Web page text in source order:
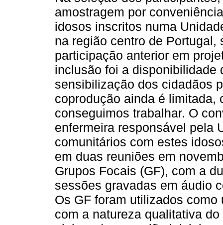
amostragem por
idosos inscritos numa
na região centro de
participação anterior em
inclusão foi a disponibilidade
sensibilização dos cidadãos
coprodução ainda é limitada,
conseguimos trabalhar. O
enfermeira responsável pela
comunitários com estes
em duas reuniões em
Grupos Focais (GF), com a
sessões gravadas em áudio
Os GF foram utilizados
com a natureza qualitativa